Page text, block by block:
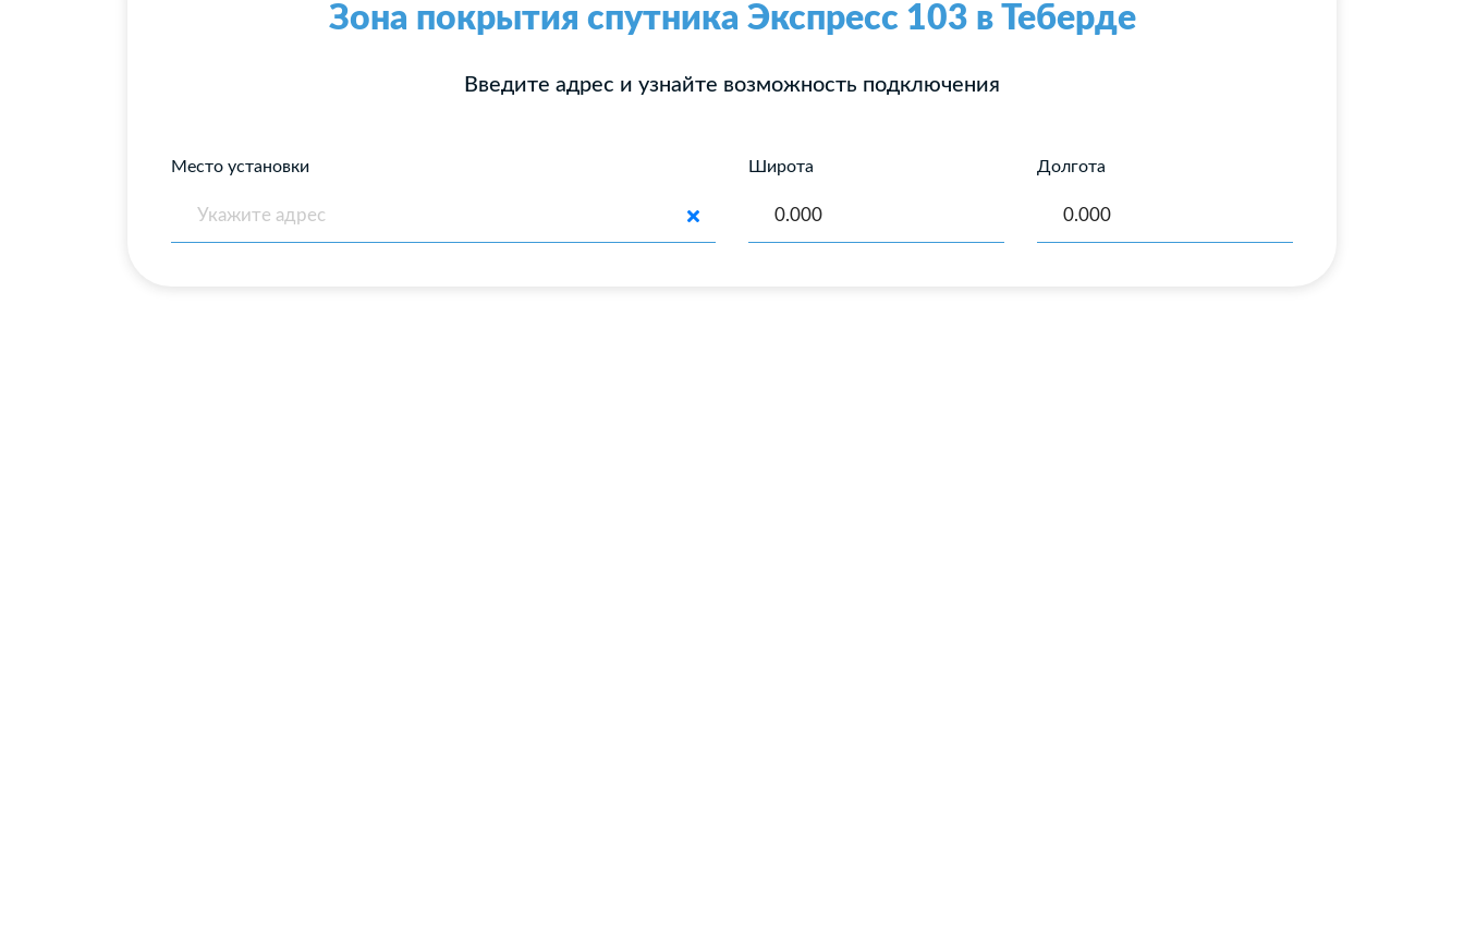
Зона покрытия спутника Экспресс 103 в Теберде
Введите адрес и узнайте возможность подключения
Место установки Широта Долгота